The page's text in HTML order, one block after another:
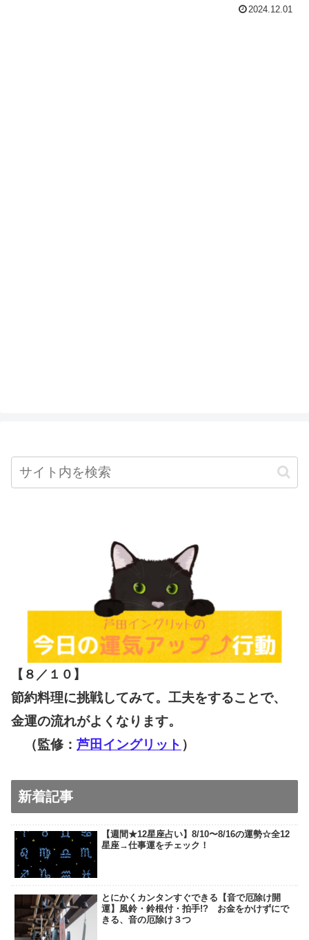
2024.12.01
【８／１０ 】
節約料理に挑戦してみて。工夫をすることで、
金運の流れがよくなります。
（監修： 芦田イングリット ）
新着記事
【週間★12星座占い】8/10〜8/16の運勢☆全12
星座→仕事運をチェック！
とにかくカンタンすぐできる【音で厄除け開
運】風鈴・鈴根付・拍手!? お金をかけずにで
きる、音の厄除け３つ